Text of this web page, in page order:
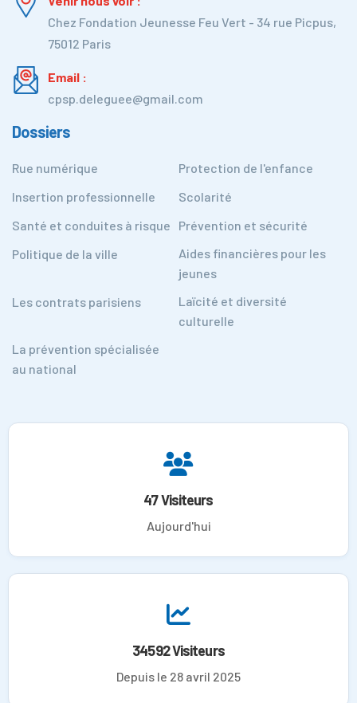
Chez Fondation Jeunesse Feu Vert - 34 rue Picpus,
75012 Paris
Email :
cpsp.deleguee@gmail.com
Dossiers
Rue numérique
Protection de l'enfance
Insertion professionnelle
Scolarité
Santé et conduites à risque
Prévention et sécurité
Politique de la ville
Aides financières pour les
jeunes
Les contrats parisiens
Laïcité et diversité
culturelle
La prévention spécialisée
au national
47 Visiteurs
Aujourd'hui
34592 Visiteurs
Depuis le 28 avril 2025